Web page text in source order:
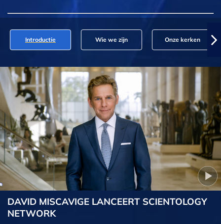
Introductie Wie we zijn Onze kerken
DAVID MISCAVIGE LANCEERT SCIENTOLOGY
NETWORK